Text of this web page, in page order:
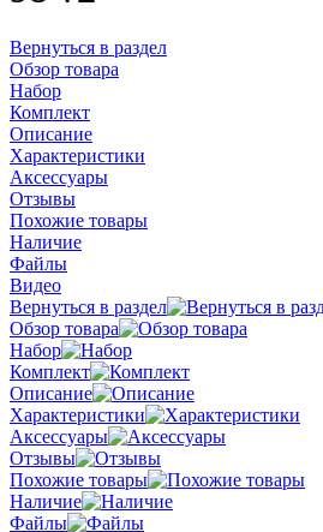
Вернуться в раздел
Обзор товара
Набор
Комплект
Описание
Характеристики
Аксессуары
Отзывы
Похожие товары
Наличие
Файлы
Видео
Вернуться в раздел
Обзор товара
Набор
Комплект
Описание
Характеристики
Аксессуары
Отзывы
Похожие товары
Наличие
Файлы